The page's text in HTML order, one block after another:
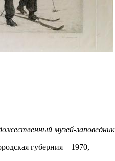
музей-заповедник
губерния – 1970,